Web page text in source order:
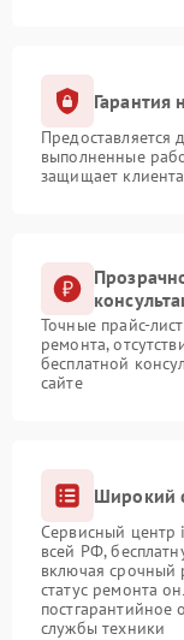
Гарантия
Предоставляется
выполненные
защищает
Точные прайс-
ремонта,
бесплатной
сайте
Широкий
Сервисный центр
всей РФ,
включая срочный
статус ремонта
постгарантийное
службы техники